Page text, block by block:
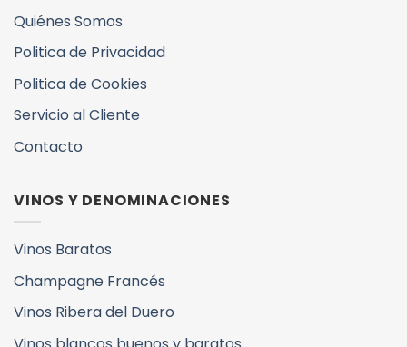
Quiénes Somos
Politica de Privacidad
Politica de Cookies
Servicio al Cliente
Contacto
VINOS Y DENOMINACIONES
Vinos Baratos
Champagne Francés
Vinos Ribera del Duero